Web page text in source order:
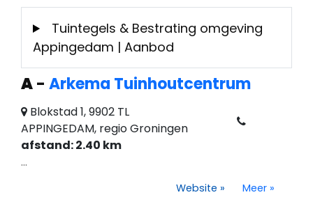
Tuintegels & Bestrating omgeving
Appingedam | Aanbod
A- Arkema Tuinhoutcentrum
Blokstad 1, 9902 TL
APPINGEDAM, regio Groningen
afstand: 2.40 km
...
Website » Meer »